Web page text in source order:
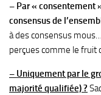
– Par « consentement
consensus de
à des consensus
perçues comme le fruit
– Uniquement par le
majorité qualifiée) ?